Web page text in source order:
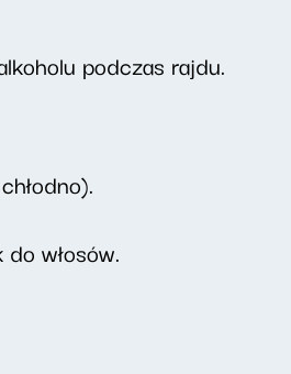
podczas rajdu.
włosów.